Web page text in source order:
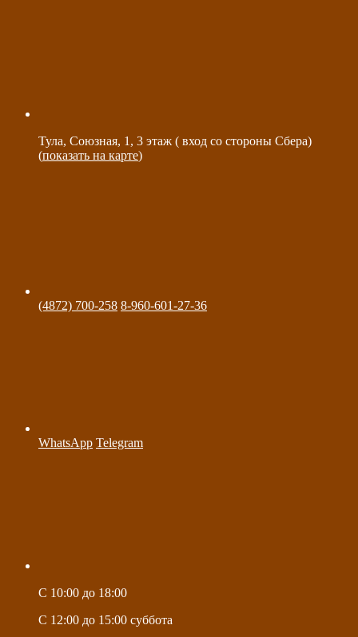
Тула, Союзная, 1, 3 этаж ( вход со стороны Сбера)
(показать на карте)
(4872) 700-258 8-960-601-27-36
WhatsApp Telegram
C 10:00 до 18:00
C 12:00 до 15:00 суббота